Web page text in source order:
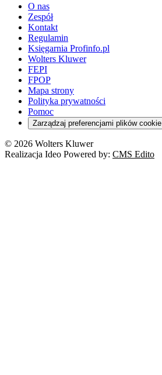
O nas
Zespół
Kontakt
Regulamin
Księgarnia Profinfo.pl
Wolters Kluwer
FEPI
FPOP
Mapa strony
Polityka prywatności
Pomoc
Zarządzaj preferencjami plików cookie
© 2026 Wolters Kluwer
Realizacja Ideo Powered by: CMS Edito